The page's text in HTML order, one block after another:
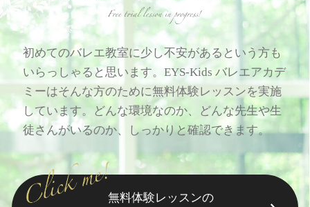
初めてのバレエ教室に少し不安があるという方も
いらっしゃると思います。EYS-Kids バレエアカデ
ミーはそんな方のために無料体験レッスンを実施
しています。どんな環境なのか、どんな先生や生
徒さんがいるのか、しっかりと確認できます。
無料体験レッスンの